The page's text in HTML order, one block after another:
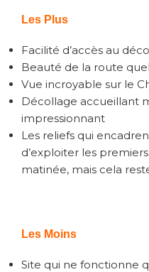
Les Plus
Facilité d’accès au
Beauté de la route
Vue incroyable sur le
Décollage accueillant
impressionnant
Les reliefs qui
d’exploiter les
matinée, mais cela
Les Moins
Site qui ne fonctionne